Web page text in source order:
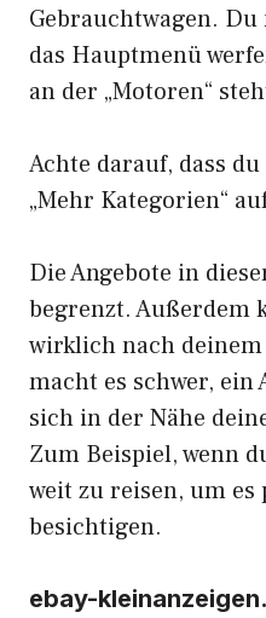
Gebrauchtwagen.
das Hauptmenü
an der „Motoren“
Achte darauf, dass
„Mehr Kategorien“
Die Angebote in
begrenzt. Außerdem
wirklich nach
macht es schwer, ein
sich in der Nähe
Zum Beispiel, wenn
weit zu reisen, um
besichtigen.
ebay-